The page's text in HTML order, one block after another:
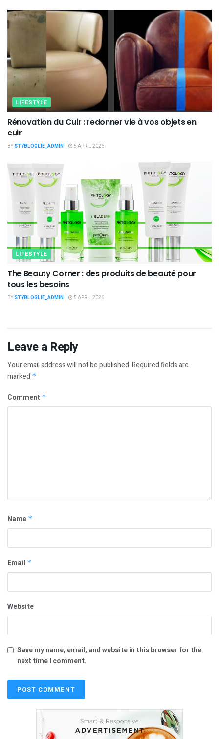
LIFESTYLE
Rénovation du Cuir : redonner vie à vos objets en
cuir
BY STYBLOGLIE_ADMIN 5 APRIL 2026
LIFESTYLE
The Beauty Corner : des produits de beauté pour
tous les besoins
BY STYBLOGLIE_ADMIN 5 APRIL 2026
Leave a Reply
Your email address will not be published.Required fields are
marked *
Comment *
Name *
Email *
Website
Save my name, email, and website in this browser for the
next time I comment.